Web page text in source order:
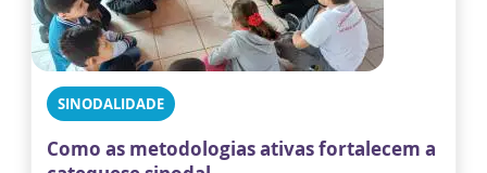
SINODALIDADE
Como as metodologias ativas fortalecem a